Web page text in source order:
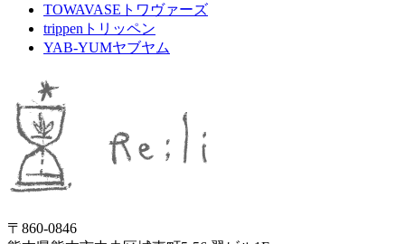
TOWAVASE トワヴァーズ
trippen トリッペン
YAB-YUMヤブヤム
〒860-0846